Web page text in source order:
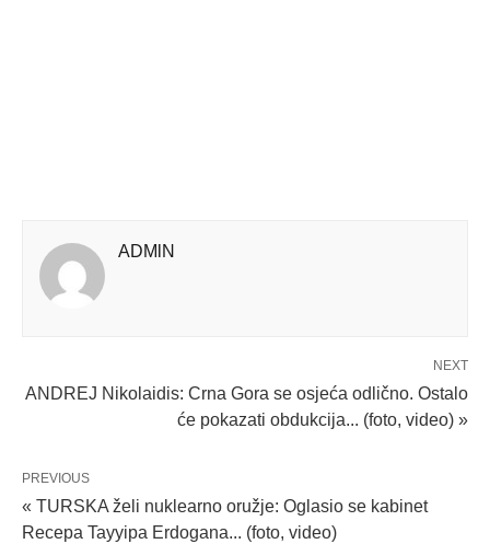
ADMlN
NEXT
ANDREJ Nikolaidis: Crna Gora se osjeća odlično. Ostalo
će pokazati obdukcija... (foto, video) »
PREVIOUS
« TURSKA želi nuklearno oružje: Oglasio se kabinet
Recepa Tayyipa Erdogana... (foto, video)